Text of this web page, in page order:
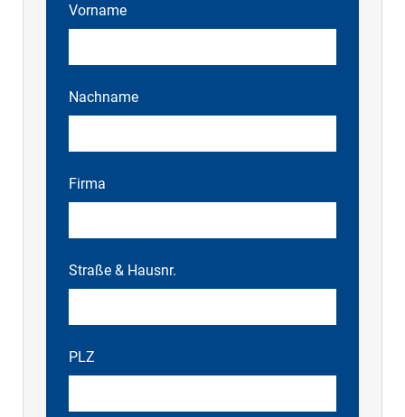
Vorname
Nachname
Firma
Straße & Hausnr.
PLZ